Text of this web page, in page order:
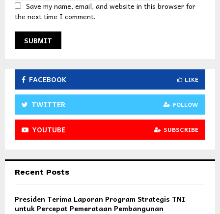
Save my name, email, and website in this browser for
the next time I comment.
FACEBOOK LIKE
TWITTER FOLLOW
YOUTUBE SUBSCRIBE
Recent Posts
Presiden Terima Laporan Program Strategis TNI
untuk Percepat Pemerataan Pembangunan